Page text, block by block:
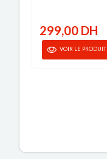
299,00 DH
VOIR LE PRODUIT